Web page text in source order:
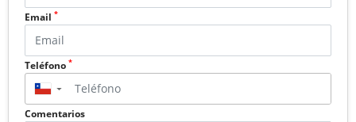
Email *
Teléfono *
▼
Comentarios